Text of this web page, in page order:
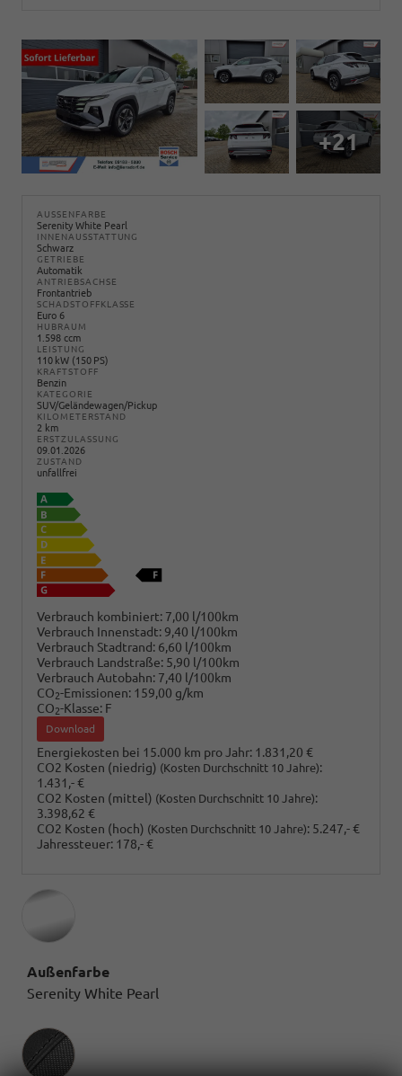
+21
AUSSENFARBE
Serenity White Pearl
INNENAUSSTATTUNG
Schwarz
GETRIEBE
Automatik
ANTRIEBSACHSE
Frontantrieb
SCHADSTOFFKLASSE
Euro 6
HUBRAUM
1.598 ccm
LEISTUNG
110 kW (150 PS)
KRAFTSTOFF
Benzin
KATEGORIE
SUV/Geländewagen/Pickup
KILOMETERSTAND
2 km
ERSTZULASSUNG
09.01.2026
ZUSTAND
unfallfrei
Verbrauch kombiniert: 7,00 l/100km
Verbrauch Innenstadt: 9,40 l/100km
Verbrauch Stadtrand: 6,60 l/100km
Verbrauch Landstraße: 5,90 l/100km
Verbrauch Autobahn: 7,40 l/100km
CO2-Emissionen: 159,00 g/km
CO2-Klasse: F
Download
Energiekosten bei 15.000 km pro Jahr: 1.831,20 €
CO2 Kosten (niedrig) (Kosten Durchschnitt 10 Jahre):
1.431,- €
CO2 Kosten (mittel) (Kosten Durchschnitt 10 Jahre):
3.398,62 €
CO2 Kosten (hoch) (Kosten Durchschnitt 10 Jahre): 5.247,- €
Jahressteuer: 178,- €
Außenfarbe
Serenity White Pearl
Innenausstattung